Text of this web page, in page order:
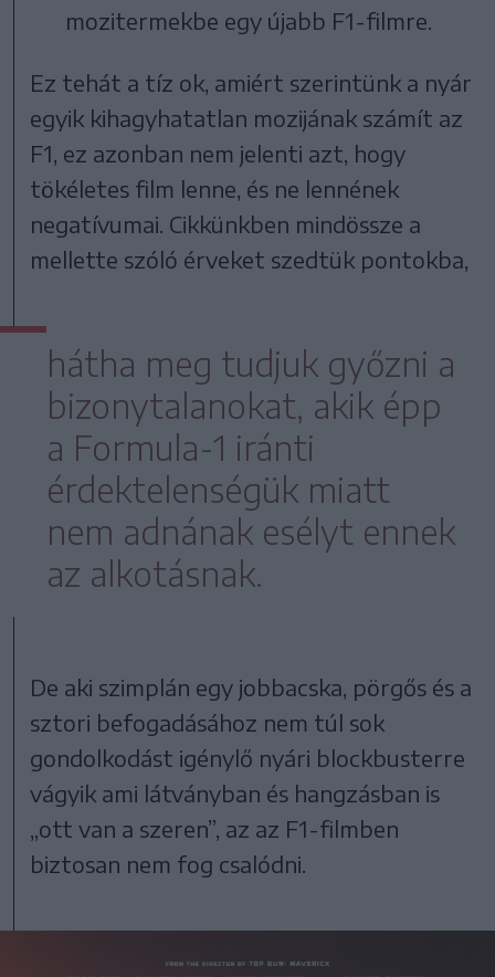
mozitermekbe egy újabb F1-filmre.
Ez tehát a tíz ok, amiért szerintünk a nyár
egyik kihagyhatatlan mozijának számít az
F1, ez azonban nem jelenti azt, hogy
tökéletes film lenne, és ne lennének
negatívumai. Cikkünkben mindössze a
mellette szóló érveket szedtük pontokba,
hátha meg tudjuk győzni a
bizonytalanokat, akik épp
a Formula-1 iránti
érdektelenségük miatt
nem adnának esélyt ennek
az alkotásnak.
De aki szimplán egy jobbacska, pörgős és a
sztori befogadásához nem túl sok
gondolkodást igénylő nyári blockbusterre
vágyik ami látványban és hangzásban is
„ott van a szeren”, az az F1-filmben
biztosan nem fog csalódni.